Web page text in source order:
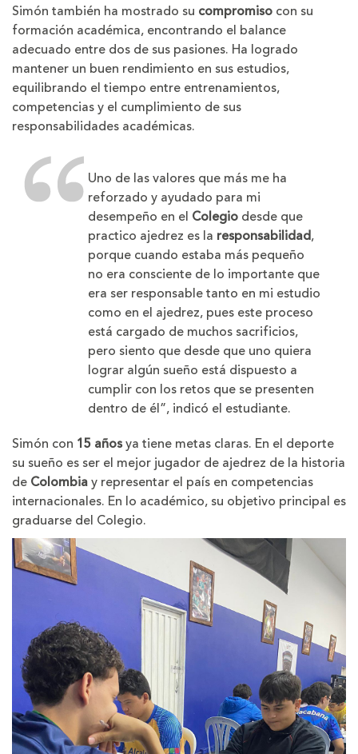
Simón también ha mostrado su compromiso con su
formación académica, encontrando el balance
adecuado entre dos de sus pasiones. Ha logrado
mantener un buen rendimiento en sus estudios,
equilibrando el tiempo entre entrenamientos,
competencias y el cumplimiento de sus
responsabilidades académicas.
Uno de las valores que más me ha
reforzado y ayudado para mi
desempeño en el Colegio desde que
practico ajedrez es la responsabilidad,
porque cuando estaba más pequeño
no era consciente de lo importante que
era ser responsable tanto en mi estudio
como en el ajedrez, pues este proceso
está cargado de muchos sacrificios,
pero siento que desde que uno quiera
lograr algún sueño está dispuesto a
cumplir con los retos que se presenten
dentro de él”, indicó el estudiante.
Simón con 15 añosya tiene metas claras. En el deporte
su sueño es ser el mejor jugador de ajedrez de la historia
de Colombiay representar el país en competencias
internacionales. En lo académico, su objetivo principal es
graduarse del Colegio.